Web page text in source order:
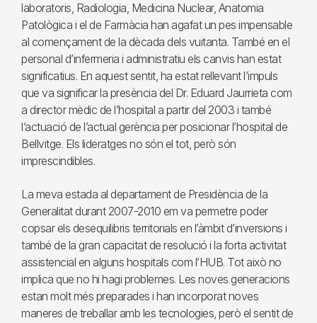
laboratoris, Radiologia, Medicina Nuclear, Anatomia
Patològica i el de Farmàcia han agafat un pes impensable
al començament de la dècada dels vuitanta. També en el
personal d’infermeria i administratiu els canvis han estat
significatius. En aquest sentit, ha estat rellevant l’impuls
que va significar la presència del Dr. Eduard Jaurrieta com
a director mèdic de l’hospital a partir del 2003 i també
l’actuació de l’actual gerència per posicionar l’hospital de
Bellvitge. Els lideratges no són el tot, però són
imprescindibles.
La meva estada al departament de Presidència de la
Generalitat durant 2007-2010 em va permetre poder
copsar els desequilibris territorials en l’àmbit d’inversions i
també de la gran capacitat de resolució i la forta activitat
assistencial en alguns hospitals com l’HUB. Tot això no
implica que no hi hagi problemes. Les noves generacions
estan molt més preparades i han incorporat noves
maneres de treballar amb les tecnologies, però el sentit de